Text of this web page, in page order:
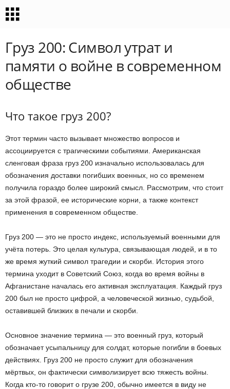
Груз 200: Символ утрат и
памяти о войне в современном
обществе
Что такое груз 200?
Этот термин часто вызывает множество вопросов и
ассоциируется с трагическими событиями. Американская
сленговая фраза груз 200 изначально использовалась для
обозначения доставки погибших военных, но со временем
получила гораздо более широкий смысл. Рассмотрим, что стоит
за этой фразой, ее исторические корни, а также контекст
применения в современном обществе.
Груз 200 — это не просто индекс, используемый военными для
учёта потерь. Это целая культура, связывающая людей, и в то
же время жуткий символ трагедии и скорби. История этого
термина уходит в Советский Союз, когда во время войны в
Афганистане началась его активная эксплуатация. Каждый груз
200 был не просто цифрой, а человеческой жизнью, судьбой,
оставившей близких в печали и скорби.
Основное значение термина — это военный груз, который
обозначает усыпальницу для солдат, которые погибли в боевых
действиях. Груз 200 не просто служит для обозначения
мёртвых, он фактически символизирует всю тяжесть войны.
Когда кто-то говорит о грузе 200, обычно имеется в виду не